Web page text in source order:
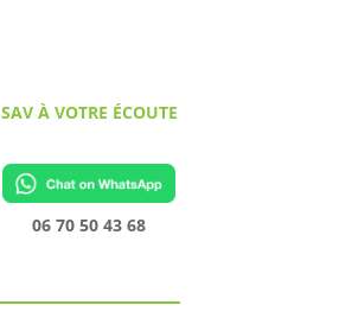
SAV À VOTRE ÉCOUTE
06 70 50 43 68